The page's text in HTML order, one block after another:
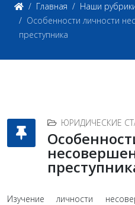
Главная
Наши
Особенности личности
преступника
ЮРИДИЧЕСКИЕ
Изучение личности